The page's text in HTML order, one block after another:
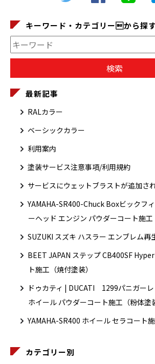
キーワード・カテゴリーから探
最新記事
RALカラー
ベーシックカラー
利用案内
塗装サービス注意事項/利用規約
サービスにウェットブラストが追加さ
YAMAHA-SR400-Chuck Boxビックフ
ーヘッド エンジン パウダーコート施工
SUZUKI スズキ ハスラー エンブレム再
BEET JAPAN ステップ CB400SF
ト施工（焼付塗装）
ドゥカティ | DUCATI 1299パニガー
ホイール パウダーコート施工（粉体塗
YAMAHA-SR400 ホイール セラコート施
カテゴリー別